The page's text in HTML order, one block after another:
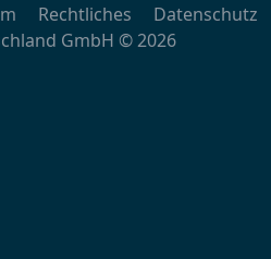
Rechtliches
Datenschutz
GmbH © 2026